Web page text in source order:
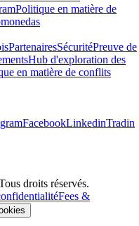
Politique en matière de
PartenairesSécuritéPreuve de
Hub d'exploration des
en matière de conflits
FacebookLinkedinTradin
droits réservés.
Fees &